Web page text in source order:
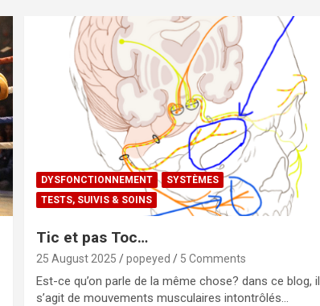
DYSFONCTIONNEMENT
SYSTÈMES
TESTS, SUIVIS & SOINS
Tic et pas Toc…
25 August 2025 popeyed 5 Comments
Est-ce qu’on parle de la même chose? dans ce blog, il
s’agit de mouvements musculaires intontrôlés…